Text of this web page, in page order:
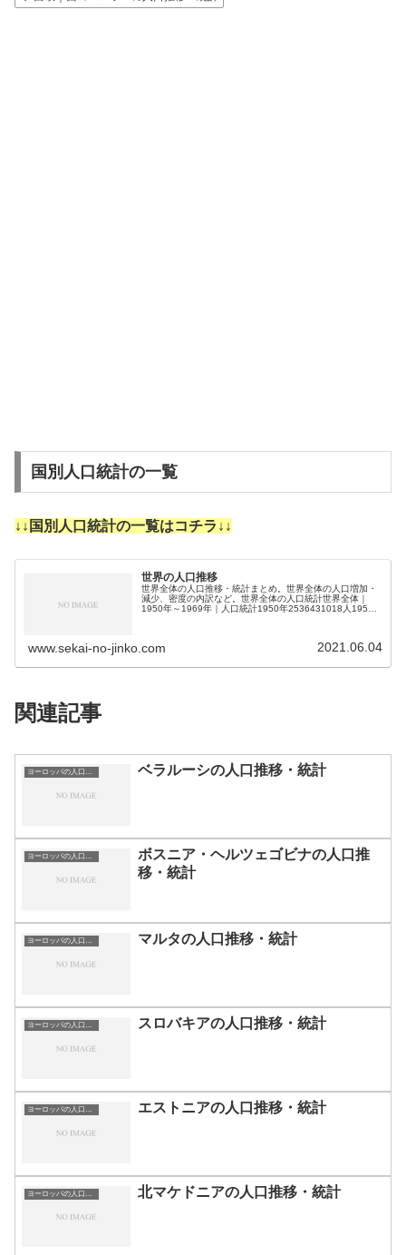
国別人口統計の一覧
↓↓国別人口統計の一覧はコチラ↓↓
世界の人口推移
世界全体の人口推移・統計まとめ。世界全体の人口増加・
減少、密度の内訳など。世界全体の人口統計世界全体｜
1950年～1969年｜人口統計1950年2536431018人1951
www.sekai-no-jinko.com 2021.06.04
関連記事
ヨーロッパの人口推移・統計 ベラルーシの人口推移・統計
ヨーロッパの人口推移・統計
ボスニア・ヘルツェゴビナの人口推
移・統計
ヨーロッパの人口推移・統計 マルタの人口推移・統計
ヨーロッパの人口推移・統計 スロバキアの人口推移・統計
ヨーロッパの人口推移・統計 エストニアの人口推移・統計
北マケドニアの人口推移・統計